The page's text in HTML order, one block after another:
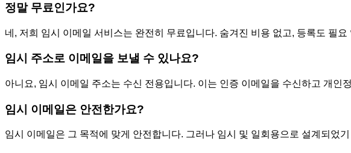
정말 무료인가요?
네, 저희 임시 이메일 서비스는 완전히 무료입니다. 숨겨진 비용 없고, 등록도 필
임시 주소로 이메일을 보낼 수 있나요?
아니요, 임시 이메일 주소는 수신 전용입니다. 이는 인증 이메일을 수신하고 개인
임시 이메일은 안전한가요?
임시 이메일은 그 목적에 맞게 안전합니다. 그러나 임시 및 일회용으로 설계되었